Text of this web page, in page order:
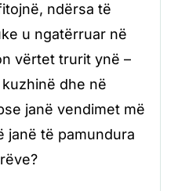
ndërsa të
u ngatërruar në
vërtet trurit ynë –
dhe në
janë vendimet më
janë të pamundura